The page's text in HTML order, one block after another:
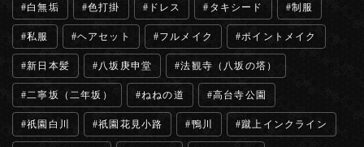
白無垢 色打掛 ドレス タキシード 制服
私服 ヘアセット フルメイク ポイントメイク
新日本髪 八坂庚申堂 法観寺（八坂の塔）
二寧坂（二年坂） ねねの道 高台寺公園
祇園白川 祇園花見小路 鴨川 蹴上インクライン